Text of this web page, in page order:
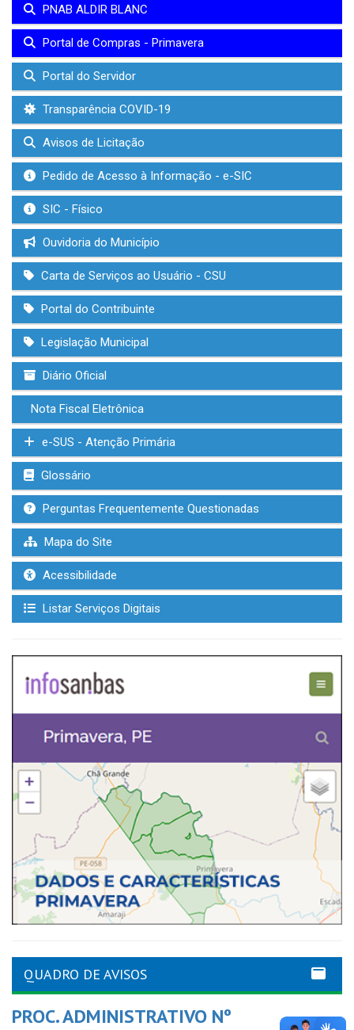
PNAB ALDIR BLANC
Portal de Compras - Primavera
Portal do Servidor
Transparência COVID-19
Avisos de Licitação
Pedido de Acesso à Informação - e-SIC
SIC - Físico
Ouvidoria do Município
Carta de Serviços ao Usuário - CSU
Portal do Contribuinte
Legislação Municipal
Diário Oficial
Nota Fiscal Eletrônica
e-SUS - Atenção Primária
Glossário
Perguntas Frequentemente Questionadas
Mapa do Site
Acessibilidade
Listar Serviços Digitais
QUADRO DE AVISOS
PROC. ADMINISTRATIVO Nº